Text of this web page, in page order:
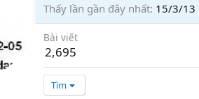
Thấy lần gần đây nhất 15/3/13
Bài viết
2,695
Tìm